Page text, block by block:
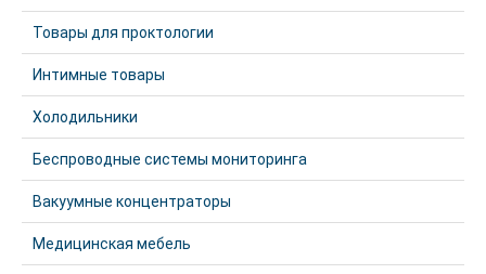
Товары для проктологии
Интимные товары
Холодильники
Беспроводные системы мониторинга
Вакуумные концентраторы
Медицинская мебель